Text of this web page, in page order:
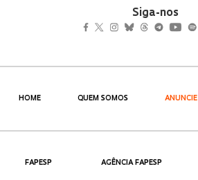
Siga-nos
HOME QUEM SOMOS ANUNCIE
FAPESP AGÊNCIA FAPESP